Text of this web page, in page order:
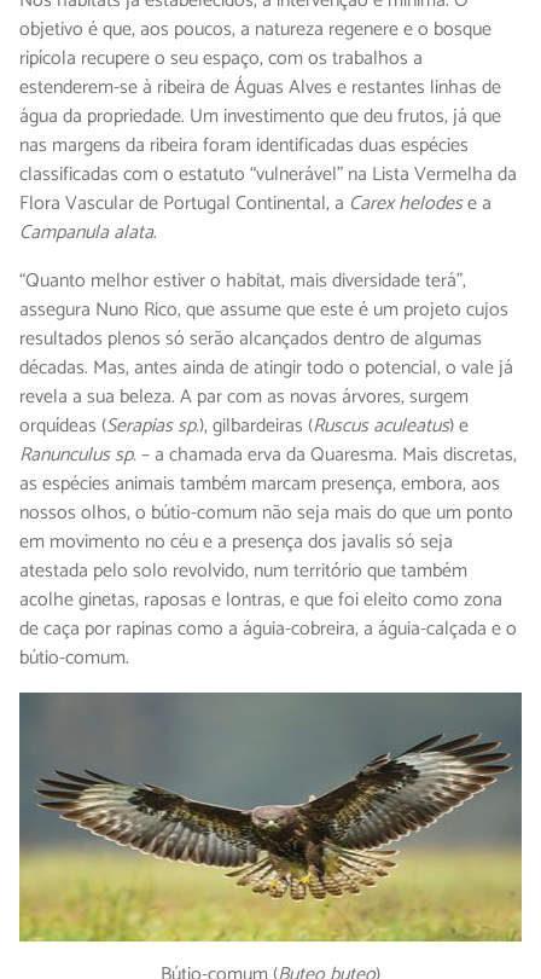
objetivo é que, aos poucos, a natureza regenere e o bosque
ripícola recupere o seu espaço, com os trabalhos a
estenderem-se à ribeira de Águas Alves e restantes linhas de
água da propriedade. Um investimento que deu frutos, já que
nas margens da ribeira foram identificadas duas espécies
classificadas com o estatuto “vulnerável” na Lista Vermelha da
Flora Vascular de Portugal Continental, a Carex helodese a
Campanula alata.
“Quanto melhor estiver o habitat, mais diversidade terá”,
assegura Nuno Rico, que assume que este é um projeto cujos
resultados plenos só serão alcançados dentro de algumas
décadas. Mas, antes ainda de atingir todo o potencial, o vale já
revela a sua beleza. A par com as novas árvores, surgem
orquídeas (Serapias sp.), gilbardeiras (Ruscus aculeatus) e
Ranunculus sp.– a chamada erva da Quaresma. Mais discretas,
as espécies animais também marcam presença, embora, aos
nossos olhos, o bútio-comum não seja mais do que um ponto
em movimento no céu e a presença dos javalis só seja
atestada pelo solo revolvido, num território que também
acolhe ginetas, raposas e lontras, e que foi eleito como zona
de caça por rapinas como a águia-cobreira, a águia-calçada e o
bútio-comum.